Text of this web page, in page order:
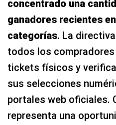
concentrado una
ganadores recientes
categorías. La
todos los
tickets físicos y
sus selecciones
portales web oficiales.
representa una